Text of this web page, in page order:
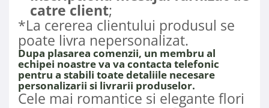
catre client;
*La cererea clientului produsul se
poate livra nepersonalizat.
Dupa plasarea comenzii, un membru al
echipei noastre va va contacta telefonic
pentru a stabili toate detaliile necesare
personalizarii si livrarii produselor.
Cele mai romantice si elegante flori